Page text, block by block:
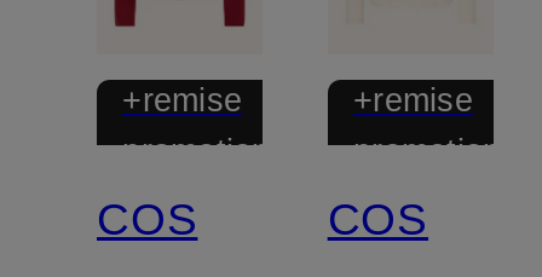
+remise
promotionnelle
COS
+remise
COS